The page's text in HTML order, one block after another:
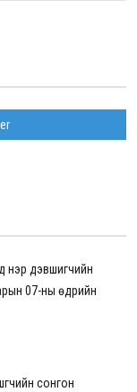
нэр дэвшигчийн
07-ны өдрийн
сонгон